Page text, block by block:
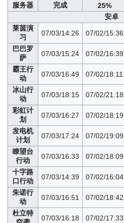
服务器
完成 25%
安卓
莱茵演
习
07/03/14:26 07/02/15:36
巴巴罗
萨
07/03/15:24 07/02/16:39
霸王行
动
07/03/16:49 07/02/18:11
冰山行
动
07/03/18:15 07/02/21:18
彩虹计
划
07/03/16:27 07/02/18:19
发电机
计划
07/03/17:24 07/02/19:09
瞭望台
行动
07/03/16:33 07/02/18:09
十字路
口行动
07/03/14:39 07/02/16:04
朱诺行
动
07/03/16:51 07/02/18:42
杜立特
07/03/16:18 07/02/17:33